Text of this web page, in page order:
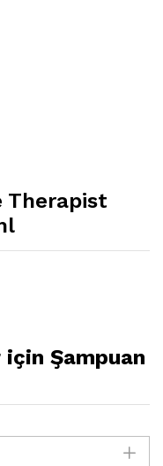
Therapist
için Şampuan